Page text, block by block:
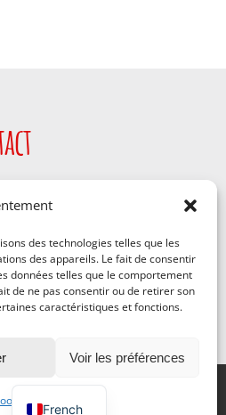
des technologies telles que les
des appareils. Le fait de consentir
données telles que le comportement
de ne pas consentir ou de retirer son
caractéristiques et fonctions.
Voir les préférences
Politique de confidentialité
French